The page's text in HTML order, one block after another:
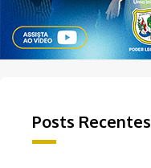
Posts Recentes